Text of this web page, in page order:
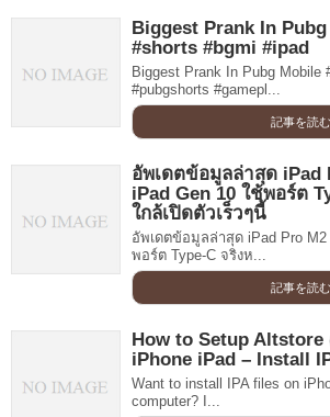
Biggest Prank In
#shorts #bgmi #ipad
Biggest Prank In Pubg Mobile
#pubgshorts #gamepl...
記事を読む
อัพเดตข้อมูลล่าสุด iPad
iPad Gen 10 ใช้พอร์ต
ใกล้เปิดตัวเร็วๆนี้
อัพเดตข้อมูลล่าสุด iPad Pro M2
พอร์ต Type-C จริงห...
記事を読む
How to Setup Altstore
iPhone iPad – Install
Want to install IPA files on
computer? I...